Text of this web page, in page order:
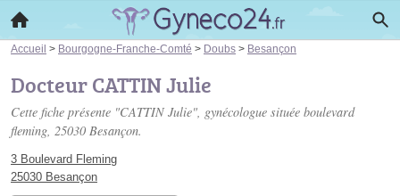
Accueil > Bourgogne-Franche-Comté > Doubs > Besançon
Docteur CATTIN Julie
Cette fiche présente "CATTIN Julie", gynécologue située boulevard
fleming, 25030 Besançon.
3 Boulevard Fleming
25030 Besançon